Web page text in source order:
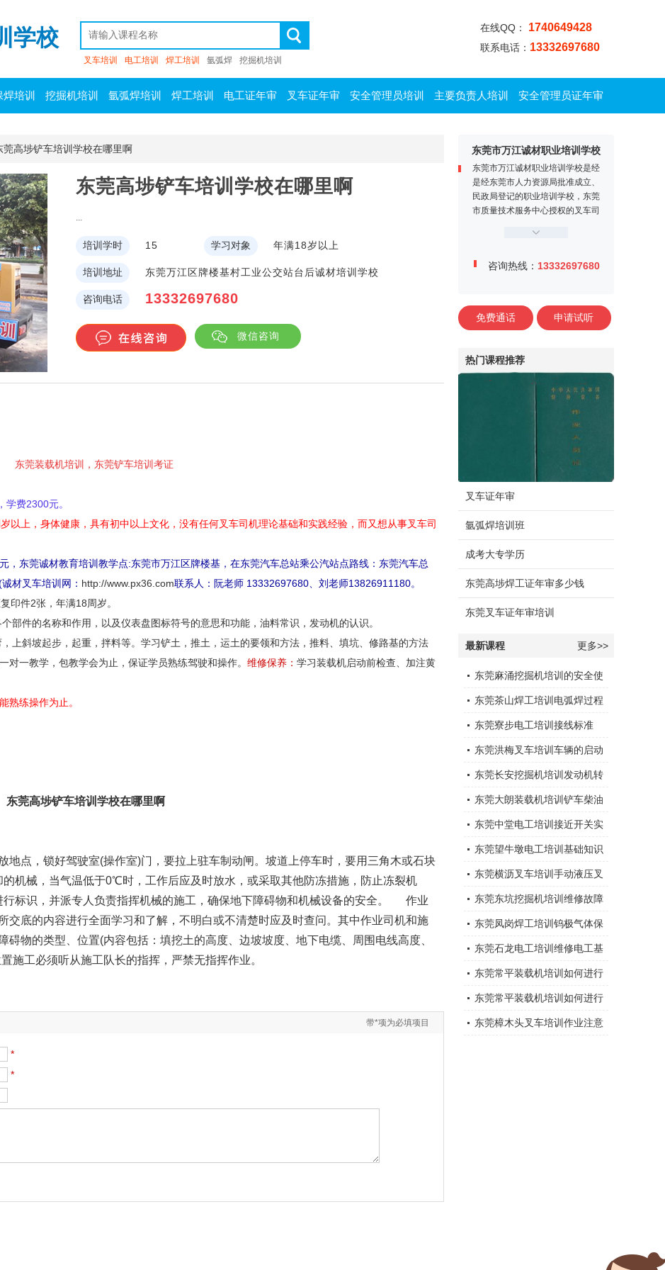
学校
叉车培训 电工培训 焊工培训 氩弧焊 挖掘机培训
在线QQ： 1740649428
联系电话： 13332697680
焊培训 挖掘机培训 氩弧焊培训 焊工培训 电工证年审 叉车证年审 安全管理员培训 主要负责人培训 安全管理员证年审
莞高埗铲车培训学校在哪里啊
东莞高埗铲车培训学校在哪里啊
...
培训学时 15 学习对象 年满18岁以上
培训地址 东莞万江区牌楼基村工业公交站台后诚材培训学校
咨询电话 13332697680
微信咨询
东莞装载机培训，东莞铲车培训考证
学费2300元。
以上，身体健康，具有初中以上文化，没有任何叉车司机理论基础和实践经验，而又想从事叉车司
，东莞诚材教育培训教学点:东莞市万江区牌楼基，在东莞汽车总站乘公汽站点路线：东莞汽车总
材叉车培训网： http://www.px36.com联系人：阮老师 13332697680、刘老师13826911180。
印件2张，年满18周岁。
部件的名称和作用，以及仪表盘图标符号的意思和功能，油料常识，发动机的认识。
上斜坡起步，起重，拌料等。学习铲土，推土，运土的要领和方法，推料、填坑、修路基的方法
对一教学，包教学会为止，保证学员熟练驾驶和操作。 维修保养： 学习装载机启动前检查、加注黄
熟练操作为止。
东莞高埗铲车培训学校在哪里啊
地点，锁好驾驶室(操作室)门，要拉上驻车制动闸。坡道上停车时，要用三角木或石块
机械，当气温低于0℃时，工作后应及时放水，或采取其他防冻措施，防止冻裂机
识，并派专人负责指挥机械的施工，确保地下障碍物和机械设备的安全。 作业
交底的内容进行全面学习和了解，不明白或不清楚时应及时查问。其中作业司机和施
物的类型、位置(内容包括：填挖土的高度、边坡坡度、地下电缆、周围电线高度、
施工必须听从施工队长的指挥，严禁无指挥作业。
带*项为必填项目
*
*
东莞市万江诚材职业培训学校
东莞市万江诚材职业培训学校是经
是经东莞市人力资源局批准成立、
民政局登记的职业培训学校，东莞
市质量技术服务中心授权的叉车司
师资力量雄厚，学校内设电工实训
咨询热线： 13332697680
免费通话 申请试听
热门课程推荐
叉车证年审
氩弧焊培训班
成考大专学历
东莞高埗焊工证年审多少钱
东莞叉车证年审培训
最新课程 更多>>
东莞麻涌挖掘机培训的安全使
用
东莞茶山焊工培训电弧焊过程
中通常会采取以下措施
东莞寮步电工培训接线标准
东莞洪梅叉车培训车辆的启动
运行
东莞长安挖掘机培训发动机转
速下降
东莞大朗装载机培训铲车柴油
机突然停机的原因有那些，应
怎样处理？
东莞中堂电工培训接近开关实
物及接线应用
东莞望牛墩电工培训基础知识
东莞横沥叉车培训手动液压叉
车安全注意事项
东莞东坑挖掘机培训维修故障
大全
东莞凤岗焊工培训钨极气体保
护电弧焊
东莞石龙电工培训维修电工基
础知识大全总结
东莞常平装载机培训如何进行
装载机维修与保养？
东莞常平装载机培训如何进行
装载机维修与保养？
东莞樟木头叉车培训作业注意